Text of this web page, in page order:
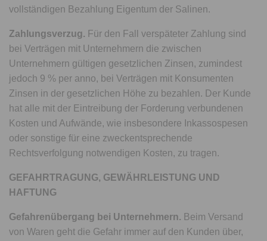
vollständigen Bezahlung Eigentum der Salinen.
Zahlungsverzug. Für den Fall verspäteter Zahlung sind
bei Verträgen mit Unternehmern die zwischen
Unternehmern gültigen gesetzlichen Zinsen, zumindest
jedoch 9 % per anno, bei Verträgen mit Konsumenten
Zinsen in der gesetzlichen Höhe zu bezahlen. Der Kunde
hat alle mit der Eintreibung der Forderung verbundenen
Kosten und Aufwände, wie insbesondere Inkassospesen
oder sonstige für eine zweckentsprechende
Rechtsverfolgung notwendigen Kosten, zu tragen.
GEFAHRTRAGUNG, GEWÄHRLEISTUNG UND
HAFTUNG
Gefahrenübergang bei Unternehmern. Beim Versand
von Waren geht die Gefahr immer auf den Kunden über,